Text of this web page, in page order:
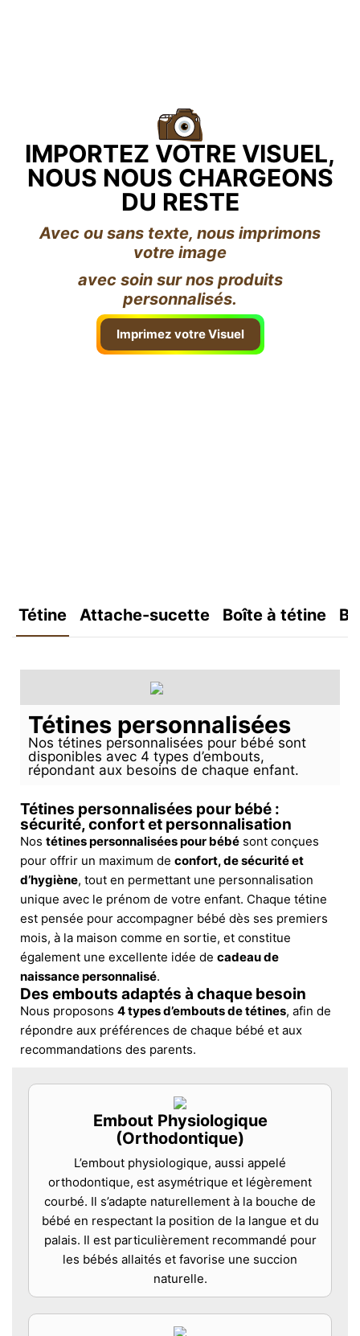
IMPORTEZ VOTRE VISUEL,
NOUS NOUS CHARGEONS
DU RESTE
Avec ou sans texte, nous imprimons
votre image
avec soin sur nos produits
personnalisés.
Imprimez votre Visuel
Tétine Attache-sucette Boîte à tétine
Tétines personnalisées
Nos tétines personnalisées pour bébé sont
disponibles avec 4 types d’embouts,
répondant aux besoins de chaque enfant.
Tétines personnalisées pour bébé :
sécurité, confort et personnalisation
Nos tétines personnalisées pour bébé sont conçues
pour offrir un maximum de confort, de sécurité et
d’hygiène, tout en permettant une personnalisation
unique avec le prénom de votre enfant. Chaque tétine
est pensée pour accompagner bébé dès ses premiers
mois, à la maison comme en sortie, et constitue
également une excellente idée de cadeau de
naissance personnalisé.
Des embouts adaptés à chaque besoin
Nous proposons 4 types d’embouts de tétines, afin de
répondre aux préférences de chaque bébé et aux
recommandations des parents.
Embout Physiologique
(Orthodontique)
L’embout physiologique, aussi appelé
orthodontique, est asymétrique et légèrement
courbé. Il s’adapte naturellement à la bouche de
bébé en respectant la position de la langue et du
palais. Il est particulièrement recommandé pour
les bébés allaités et favorise une succion
naturelle.